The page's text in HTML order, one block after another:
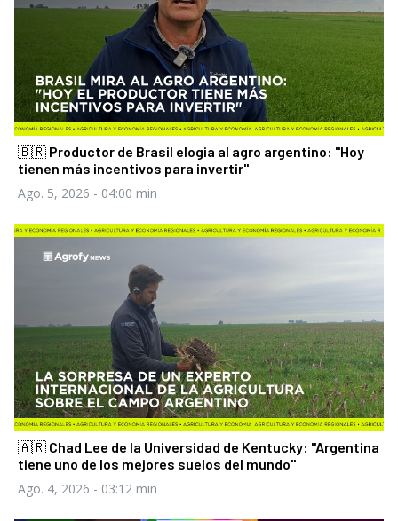
🇧🇷 Productor de Brasil elogia al agro argentino: "Hoy
tienen más incentivos para invertir"
Ago. 5, 2026 - 04:00 min
🇦🇷 Chad Lee de la Universidad de Kentucky: "Argentina
tiene uno de los mejores suelos del mundo"
Ago. 4, 2026 - 03:12 min